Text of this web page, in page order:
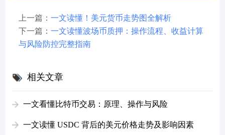
上一篇：一文读懂！美元货币走势图全解析
下一篇：一文读懂波场币质押：操作流程、收益计算
与风险防控完整指南
相关文章
一文看懂比特币交易：原理、操作与风险
一文读懂 USDC 背后的美元价格走势及影响因素